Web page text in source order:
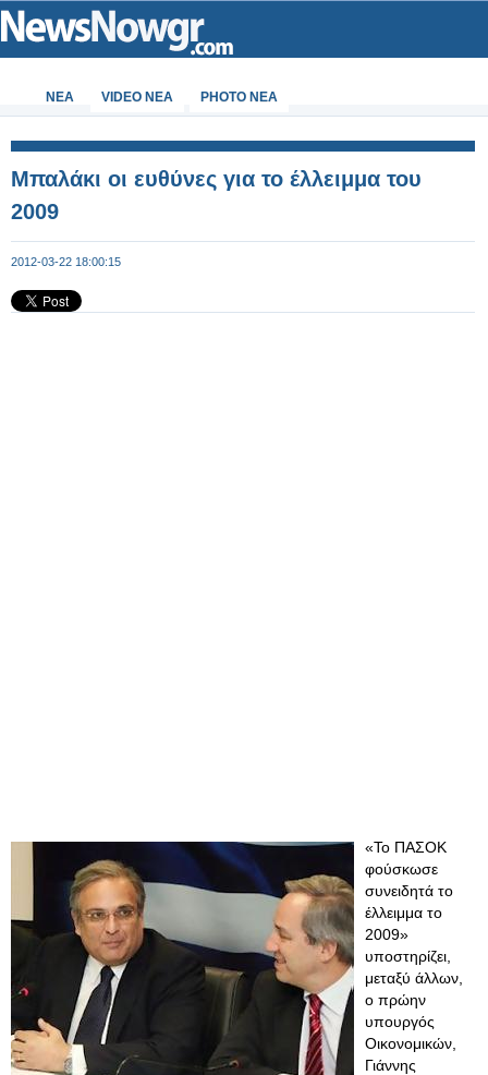
ΝΕΑ VIDEO NEA PHOTO NEA
Μπαλάκι οι ευθύνες για το έλλειμμα του
2009
2012-03-22 18:00:15
«Το ΠΑΣΟΚ
φούσκωσε
συνειδητά το
έλλειμμα το
2009»
υποστηρίζει,
μεταξύ άλλων,
ο πρώην
υπουργός
Οικονομικών,
Γιάννης